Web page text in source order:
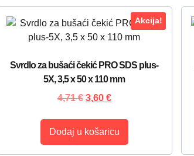
Akcija!
Svrdlo za bušaći čekić PRO SDS plus-
5X, 3,5 x 50 x 110 mm
4,71€ 3,60 €
Dodaj u košaricu